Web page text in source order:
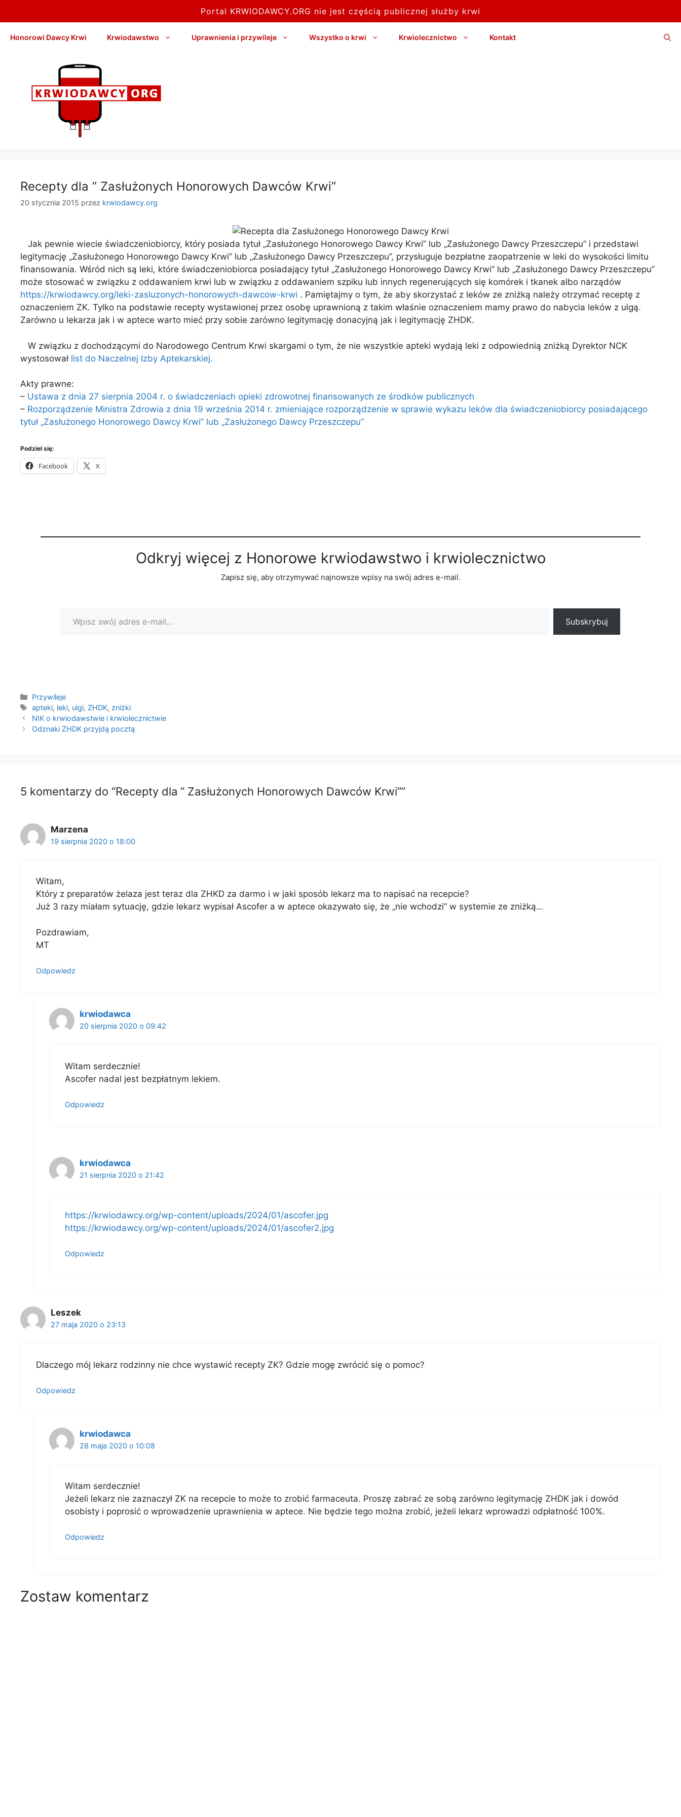
Portal KRWIODAWCY.ORG nie jest częścią publicznej służby krwi
Honorowi Dawcy Krwi Krwiodawstwo Uprawnienia i przywileje Wszystko o krwi Krwiolecznictwo Kontakt
Recepty dla ” Zasłużonych Honorowych Dawców Krwi”
20 stycznia 2015 przez krwiodawcy.org
Jak pewnie wiecie świadczeniobiorcy, który posiada tytuł „Zasłużonego Honorowego Dawcy Krwi” lub „Zasłużonego Dawcy Przeszczepu” i przedstawi
legitymację „Zasłużonego Honorowego Dawcy Krwi” lub „Zasłużonego Dawcy Przeszczepu”, przysługuje bezpłatne zaopatrzenie w leki do wysokości limitu
finansowania. Wśród nich są leki, które świadczeniobiorca posiadający tytuł „Zasłużonego Honorowego Dawcy Krwi” lub „Zasłużonego Dawcy Przeszczepu”
może stosować w związku z oddawaniem krwi lub w związku z oddawaniem szpiku lub innych regenerujących się komórek i tkanek albo narządów
https://krwiodawcy.org/leki-zasluzonych-honorowych-dawcow-krwi . Pamiętajmy o tym, że aby skorzystać z leków ze zniżką należy otrzymać receptę z
oznaczeniem ZK. Tylko na podstawie recepty wystawionej przez osobę uprawnioną z takim właśnie oznaczeniem mamy prawo do nabycia leków z ulgą.
Zarówno u lekarza jak i w aptece warto mieć przy sobie zarówno legitymację donacyjną jak i legitymację ZHDK.
W związku z dochodzącymi do Narodowego Centrum Krwi skargami o tym, że nie wszystkie apteki wydają leki z odpowiednią zniżką Dyrektor NCK
wystosował list do Naczelnej Izby Aptekarskiej.
Akty prawne:
– Ustawa z dnia 27 sierpnia 2004 r. o świadczeniach opieki zdrowotnej finansowanych ze środków publicznych
– Rozporządzenie Ministra Zdrowia z dnia 19 września 2014 r. zmieniające rozporządzenie w sprawie wykazu leków dla świadczeniobiorcy posiadającego
tytuł „Zasłużonego Honorowego Dawcy Krwi” lub „Zasłużonego Dawcy Przeszczepu”
Podziel się:
Facebook X
Odkryj więcej z Honorowe krwiodawstwo i krwiolecznictwo
Zapisz się, aby otrzymywać najnowsze wpisy na swój adres e-mail.
Subskrybuj
Kategorie
Przywileje
Tagi
apteki, leki, ulgi, ZHDK, zniżki
NIK o krwiodawstwie i krwiolecznictwie
Odznaki ZHDK przyjdą pocztą
5 komentarzy do “Recepty dla ” Zasłużonych Honorowych Dawców Krwi””
Marzena
19 sierpnia 2020 o 18:00
Witam,
Który z preparatów żelaza jest teraz dla ZHKD za darmo i w jaki sposób lekarz ma to napisać na recepcie?
Już 3 razy miałam sytuację, gdzie lekarz wypisał Ascofer a w aptece okazywało się, że „nie wchodzi” w systemie ze zniżką…
Pozdrawiam,
MT
Odpowiedz
krwiodawca
20 sierpnia 2020 o 09:42
Witam serdecznie!
Ascofer nadal jest bezpłatnym lekiem.
Odpowiedz
krwiodawca
21 sierpnia 2020 o 21:42
https://krwiodawcy.org/wp-content/uploads/2024/01/ascofer.jpg
https://krwiodawcy.org/wp-content/uploads/2024/01/ascofer2.jpg
Odpowiedz
Leszek
27 maja 2020 o 23:13
Dlaczego mój lekarz rodzinny nie chce wystawić recepty ZK? Gdzie mogę zwrócić się o pomoc?
Odpowiedz
krwiodawca
28 maja 2020 o 10:08
Witam serdecznie!
Jeżeli lekarz nie zaznaczył ZK na recepcie to może to zrobić farmaceuta. Proszę zabrać ze sobą zarówno legitymację ZHDK jak i dowód
osobisty i poprosić o wprowadzenie uprawnienia w aptece. Nie będzie tego można zrobić, jeżeli lekarz wprowadzi odpłatność 100%.
Odpowiedz
Zostaw komentarz